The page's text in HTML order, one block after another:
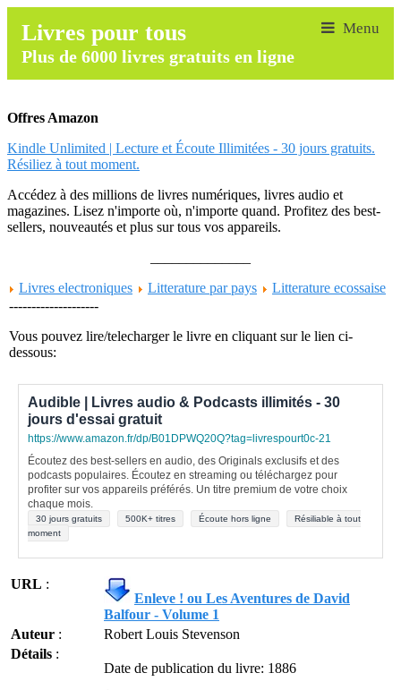
Livres pour tous
Plus de 6000 livres gratuits en ligne
Offres Amazon
Kindle Unlimited | Lecture et Écoute Illimitées - 30 jours gratuits.
Résiliez à tout moment.
Accédez à des millions de livres numériques, livres audio et
magazines. Lisez n'importe où, n'importe quand. Profitez des best-
sellers, nouveautés et plus sur tous vos appareils.
Livres electroniques
Litterature par pays
Litterature ecossaise
--------------------
Vous pouvez lire/telecharger le livre en cliquant sur le lien ci-
dessous:
Audible | Livres audio & Podcasts illimités - 30
jours d'essai gratuit
https://www.amazon.fr/dp/B01DPWQ20Q?tag=livrespourt0c-21
Écoutez des best-sellers en audio, des Originals exclusifs et des
podcasts populaires. Écoutez en streaming ou téléchargez pour
profiter sur vos appareils préférés. Un titre premium de votre choix
chaque mois.
30 jours gratuits 500K+ titres Écoute hors ligne
Résiliable à tout
moment
URL :
Enleve ! ou Les Aventures de David
Balfour - Volume 1
Auteur :
Robert Louis Stevenson
Détails :
Date de publication du livre: 1886